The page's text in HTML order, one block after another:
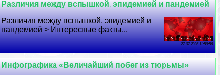
Различия между вспышкой, эпидемией и пандемией
Различия между вспышкой, эпидемией и
пандемией > Интересные факты...
27 07 2026 11:59:56
Инфографика «Величайший побег из тюрьмы»